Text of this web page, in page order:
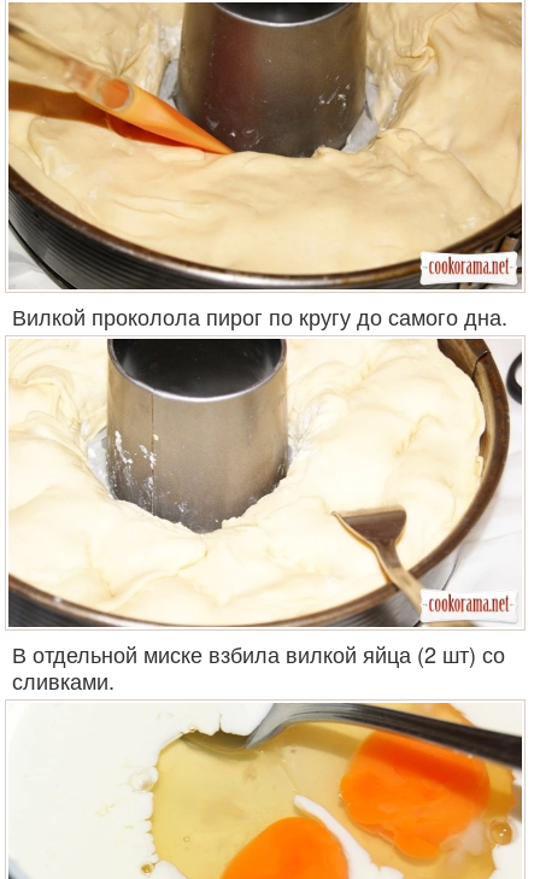
Вилкой проколола пирог по кругу до самого дна.
В отдельной миске взбила вилкой яйца (2 шт) со
сливками.